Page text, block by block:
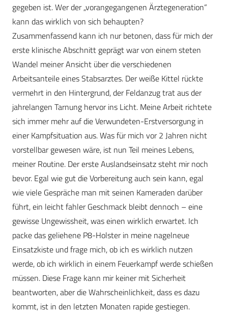
gegeben ist. Wer der „vorangegangenen Ärztegeneration“
kann das wirklich von sich behaupten?
Zusammenfassend kann ich nur betonen, dass für mich der
erste klinische Abschnitt geprägt war von einem steten
Wandel meiner Ansicht über die verschiedenen
Arbeitsanteile eines Stabsarztes. Der weiße Kittel rückte
vermehrt in den Hintergrund, der Feldanzug trat aus der
jahrelangen Tarnung hervor ins Licht. Meine Arbeit richtete
sich immer mehr auf die Verwundeten-Erstversorgung in
einer Kampfsituation aus. Was für mich vor 2 Jahren nicht
vorstellbar gewesen wäre, ist nun Teil meines Lebens,
meiner Routine. Der erste Auslandseinsatz steht mir noch
bevor. Egal wie gut die Vorbereitung auch sein kann, egal
wie viele Gespräche man mit seinen Kameraden darüber
führt, ein leicht fahler Geschmack bleibt dennoch – eine
gewisse Ungewissheit, was einen wirklich erwartet. Ich
packe das geliehene P8-Holster in meine nagelneue
Einsatzkiste und frage mich, ob ich es wirklich nutzen
werde, ob ich wirklich in einem Feuerkampf werde schießen
müssen. Diese Frage kann mir keiner mit Sicherheit
beantworten, aber die Wahrscheinlichkeit, dass es dazu
kommt, ist in den letzten Monaten rapide gestiegen.